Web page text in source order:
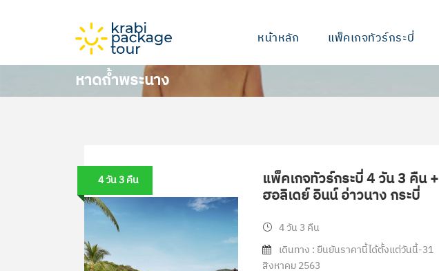
หน้าหลัก แพ็คเกจทัวร์กระบี่
หาดถ้ำพระนาง
4 วัน 3 คืน แพ็คเกจทัวร์กระบี่ 4 วัน 3 คืน +
ฮอลิเดย์ อินน์ อ่าวนาง กระบี่
4 วัน 3 คืน
เดินทาง : ยืนยันราคานี้ได้ตั้งแต่วันนี้-31
สิงหาคม 2563